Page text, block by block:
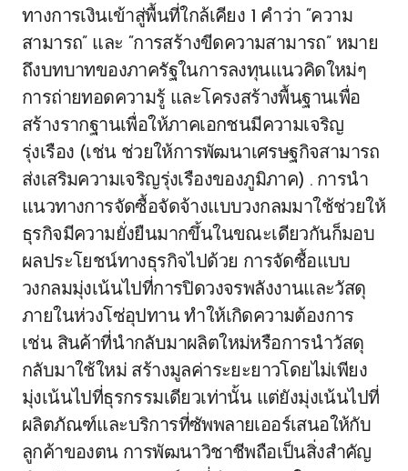
ทางการเงินเข้าสู่พื้นที่ใกล้เคียง 1 คำว่า “ความ
สามารถ” และ “การสร้างขีดความสามารถ” หมาย
ถึงบทบาทของภาครัฐในการลงทุนแนวคิดใหม่ๆ
การถ่ายทอดความรู้ และโครงสร้างพื้นฐานเพื่อ
สร้างรากฐานเพื่อให้ภาคเอกชนมีความเจริญ
รุ่งเรือง (เช่น ช่วยให้การพัฒนาเศรษฐกิจสามารถ
ส่งเสริมความเจริญรุ่งเรืองของภูมิภาค) . การนำ
แนวทางการจัดซื้อจัดจ้างแบบวงกลมมาใช้ช่วยให้
ธุรกิจมีความยั่งยืนมากขึ้นในขณะเดียวกันก็มอบ
ผลประโยชน์ทางธุรกิจไปด้วย การจัดซื้อแบบ
วงกลมมุ่งเน้นไปที่การปิดวงจรพลังงานและวัสดุ
ภายในห่วงโซ่อุปทาน ทำให้เกิดความต้องการ
เช่น สินค้าที่นำกลับมาผลิตใหม่หรือการนำวัสดุ
กลับมาใช้ใหม่ สร้างมูลค่าระยะยาวโดยไม่เพียง
มุ่งเน้นไปที่ธุรกรรมเดียวเท่านั้น แต่ยังมุ่งเน้นไปที่
ผลิตภัณฑ์และบริการที่ซัพพลายเออร์เสนอให้กับ
ลูกค้าของตน การพัฒนาวิชาชีพถือเป็นสิ่งสำคัญ